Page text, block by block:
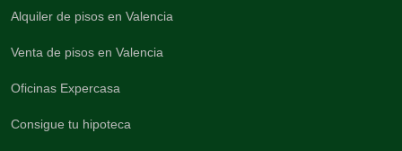
Alquiler de pisos en Valencia
Venta de pisos en Valencia
Oficinas Expercasa
Consigue tu hipoteca